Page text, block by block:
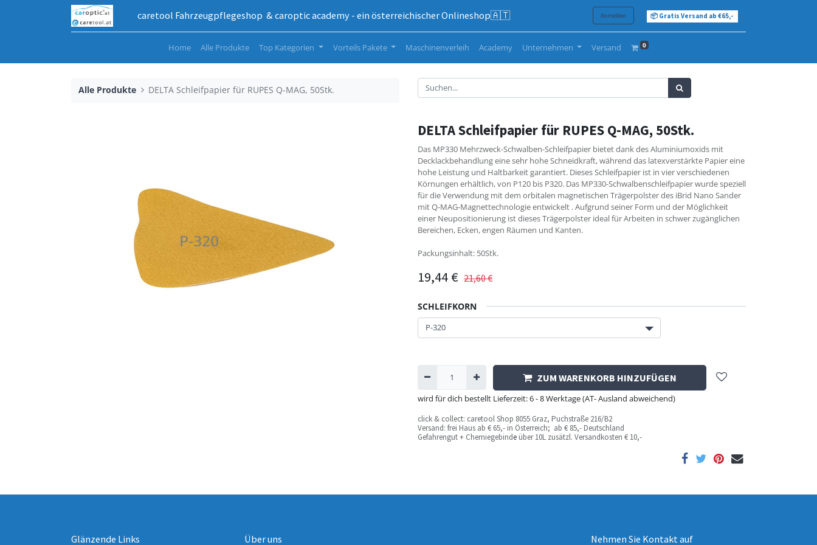
caretool Fahrzeugpflegeshop & caroptic academy - ein österreichischer Onlineshop🇦🇹 Anmelden 📦 Gratis Versand ab €65,-
Home Alle Produkte Top Kategorien Vorteils Pakete Maschinenverleih Academy Unternehmen Versand 0
Alle Produkte DELTA Schleifpapier für RUPES Q-MAG, 50Stk.
DELTA Schleifpapier für RUPES Q-MAG, 50Stk.
Das MP330 Mehrzweck-Schwalben-Schleifpapier bietet dank des Aluminiumoxids mit
Decklackbehandlung eine sehr hohe Schneidkraft, während das latexverstärkte Papier eine
hohe Leistung und Haltbarkeit garantiert. Dieses Schleifpapier ist in vier verschiedenen
Körnungen erhältlich, von P120 bis P320. Das MP330-Schwalbenschleifpapier wurde speziell
für die Verwendung mit dem orbitalen magnetischen Trägerpolster des iBrid Nano Sander
mit Q-MAG-Magnettechnologie entwickelt . Aufgrund seiner Form und der Möglichkeit
einer Neupositionierung ist dieses Trägerpolster ideal für Arbeiten in schwer zugänglichen
Bereichen, Ecken, engen Räumen und Kanten.
Packungsinhalt: 50Stk.
19,44 € 21,60€
SCHLEIFKORN
ZUM WARENKORB HINZUFÜGEN
wird für dich bestellt Lieferzeit: 6 - 8 Werktage (AT- Ausland abweichend)
click & collect: caretool Shop 8055 Graz, Puchstraße 216/B2
Versand: frei Haus ab € 65,- in Österreich; ab € 85,- Deutschland
Gefahrengut + Chemiegebinde über 10L zusätzl. Versandkosten € 10,-
Glänzende Links Über uns Nehmen Sie Kontakt auf